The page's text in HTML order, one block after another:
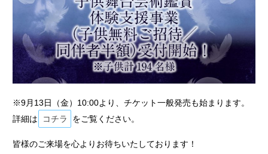
※9月13日（金）10:00より、チケット一般発売も始まります。
詳細は
コチラ をご覧ください。
皆様のご来場を心よりお待ちいたしております！